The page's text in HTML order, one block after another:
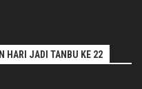
HARI JADI TANBU KE 22